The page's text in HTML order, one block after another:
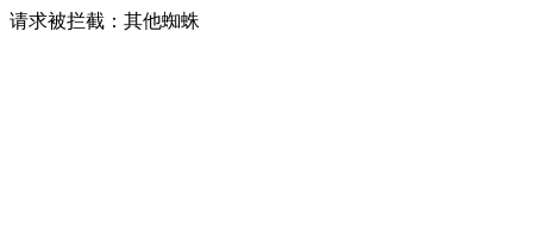
请求被拦截：其他蜘蛛